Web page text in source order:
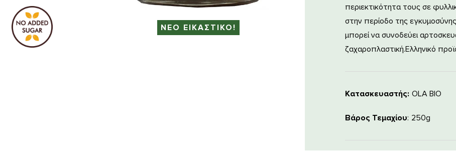
ΝΕΟ ΕΙΚΑΣΤΙΚΟ!
Κατασκευαστής: OLA BIO
Βάρος Τεμαχίου 250g
περιεκτικότητα τους σε
στην περίοδο της
μπορεί να συνοδεύει
ζαχαροπλαστική.Ελληνικό